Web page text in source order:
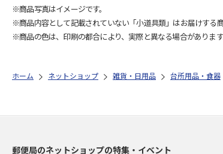
※商品写真はイメージです。
※商品内容として記載されていない「小道具類」はお届けする
※商品の色は、印刷の都合により、実際と異なる場合があります
ホーム ネットショップ 雑貨・日用品 台所用品・食器
郵便局のネットショップの特集・イベント